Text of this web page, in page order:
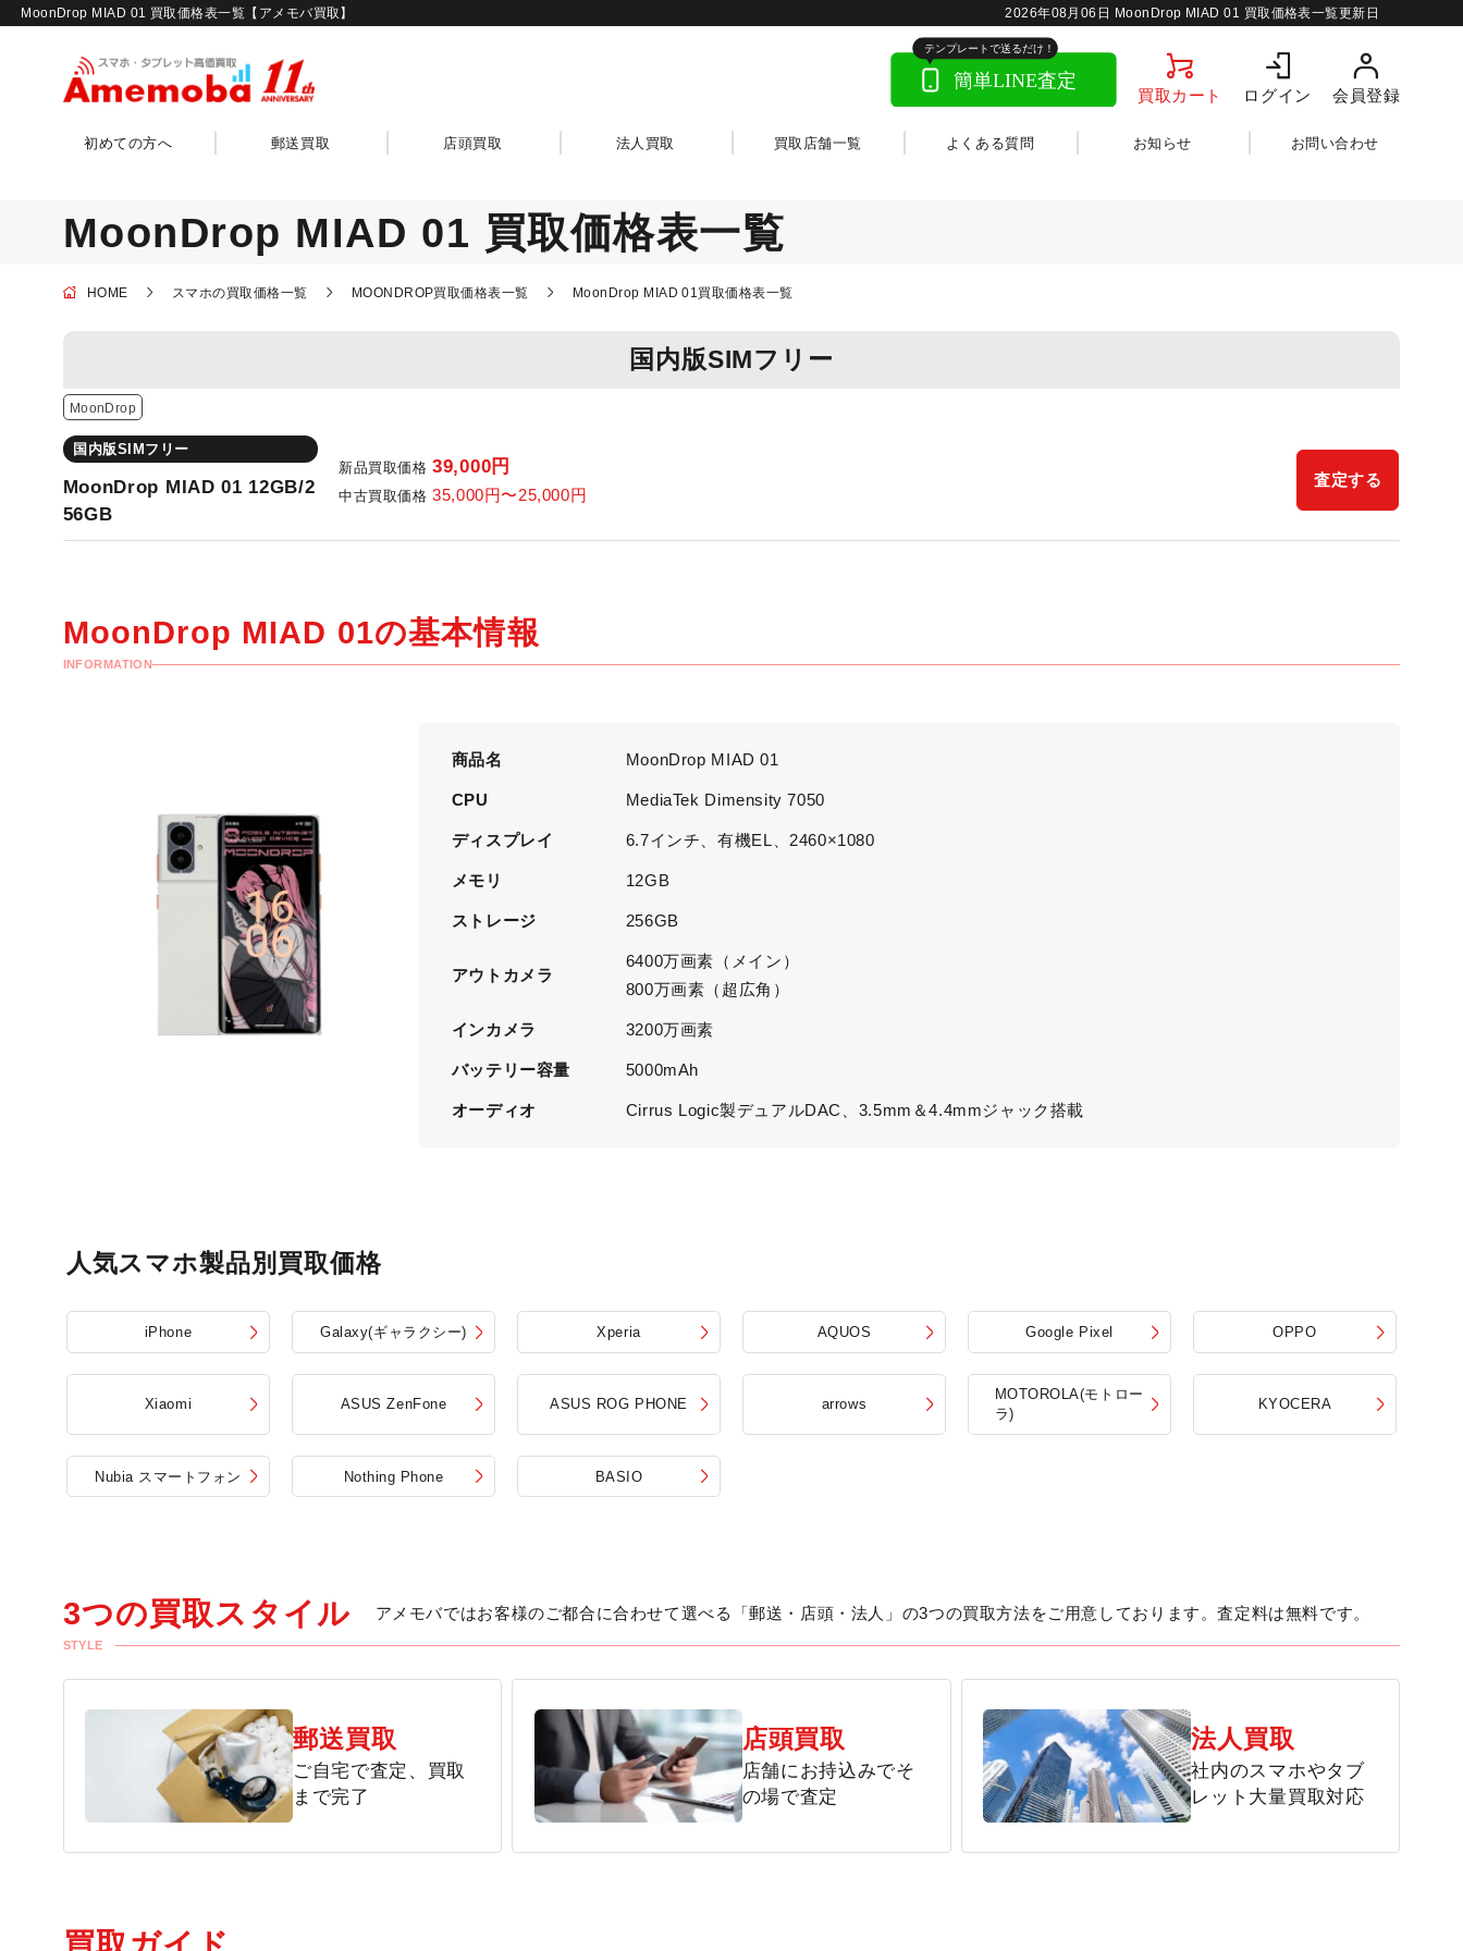
2026年08月06日 MoonDrop MIAD 01 買取価格表一覧更新日
MoonDrop MIAD 01 買取価格表一覧【アメモバ買取】
買取カート ログイン 会員登録
初めての方へ 郵送買取 店頭買取 法人買取 買取店舗一覧 よくある質問 お知らせ お問い合わせ
MoonDrop MIAD 01 買取価格表一覧
HOME スマホの買取価格一覧 MOONDROP買取価格表一覧 MoonDrop MIAD 01買取価格表一覧
国内版SIMフリー
MoonDrop
国内版SIMフリー
MoonDrop MIAD 01 12GB/2
56GB
新品買取価格 39,000円
中古買取価格 35,000円〜25,000円
査定する
MoonDrop MIAD 01の基本情報
INFORMATION
商品名 MoonDrop MIAD 01
CPU MediaTek Dimensity 7050
ディスプレイ 6.7インチ、有機EL、2460×1080
メモリ 12GB
ストレージ 256GB
アウトカメラ
6400万画素（メイン）
800万画素（超広角）
インカメラ 3200万画素
バッテリー容量 5000mAh
オーディオ Cirrus Logic製デュアルDAC、3.5mm＆4.4mmジャック搭載
人気スマホ製品別買取価格
iPhone Galaxy(ギャラクシー) Xperia AQUOS Google Pixel OPPO
Xiaomi ASUS ZenFone ASUS ROG PHONE arrows
MOTOROLA(モトロー
ラ)
KYOCERA
Nubia スマートフォン Nothing Phone BASIO
3つの買取スタイル
STYLE
アメモバではお客様のご都合に合わせて選べる「郵送・店頭・法人」の3つの買取方法をご用意しております。査定料は無料です。
郵送買取
ご自宅で査定、買取
まで完了
店頭買取
店舗にお持込みでそ
の場で査定
法人買取
社内のスマホやタブ
レット大量買取対応